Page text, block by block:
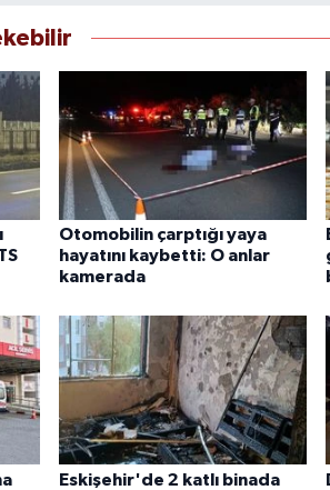
Otomobilin çarptığı yaya
hayatını kaybetti: O anlar
kamerada
Eskişehir'de 2 katlı binada